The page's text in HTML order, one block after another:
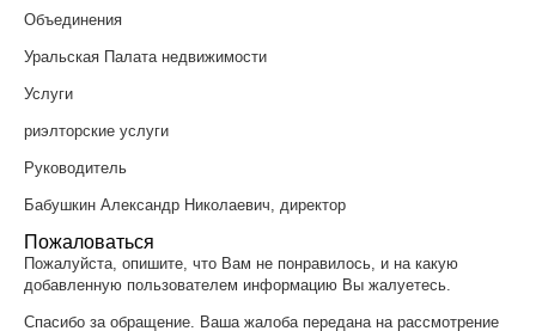
Объединения
Уральская Палата недвижимости
Услуги
риэлторские услуги
Руководитель
Бабушкин Александр Николаевич, директор
Пожаловаться
Пожалуйста, опишите, что Вам не понравилось, и на какую
добавленную пользователем информацию Вы жалуетесь.
Спасибо за обращение. Ваша жалоба передана на рассмотрение